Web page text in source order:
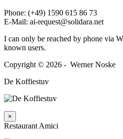
Phone: (+49) 1590 615 86 73
E‑Mail: ai-request@solidara.net
I can only be reached by phone via
known users.
Copyright © 2026 - Werner Noske
De Koffiestuv
×
Restaurant Amici